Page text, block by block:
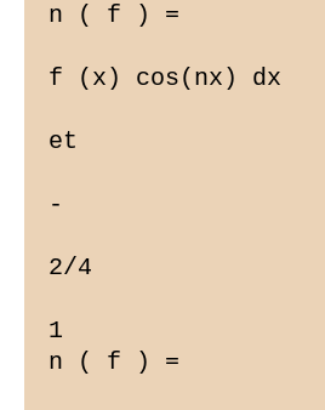
n ( f ) =
f (x) cos(nx) dx
et
-
2/4
1
n ( f ) =